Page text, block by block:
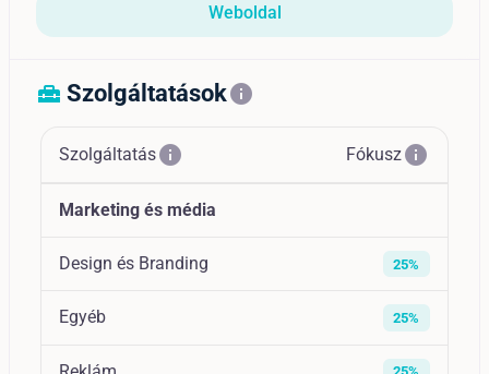
Weboldal
home_repair_service Szolgáltatásokinfo
Szolgáltatásinfo Fókuszinfo
Marketing és média
Design és Branding 25%
Egyéb 25%